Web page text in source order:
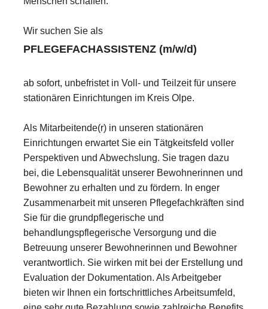
Wir suchen Sie als
PFLEGEFACHASSISTENZ (m/w/d)
ab sofort, unbefristet in Voll- und Teilzeit für unsere
stationären Einrichtungen im Kreis Olpe.
Als Mitarbeitende(r) in unseren stationären
Einrichtungen erwartet Sie ein Tätgkeitsfeld voller
Perspektiven und Abwechslung. Sie tragen dazu
bei, die Lebensqualität unserer Bewohnerinnen und
Bewohner zu erhalten und zu fördern. In enger
Zusammenarbeit mit unseren Pflegefachkräften sind
Sie für die grundpflegerische und
behandlungspflegerische Versorgung und die
Betreuung unserer Bewohnerinnen und Bewohner
verantwortlich. Sie wirken mit bei der Erstellung und
Evaluation der Dokumentation. Als Arbeitgeber
bieten wir Ihnen ein fortschrittliches Arbeitsumfeld,